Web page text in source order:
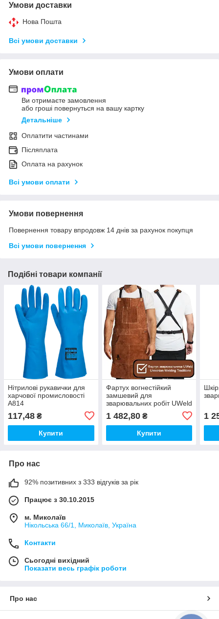
Умови доставки
Нова Пошта
Всі умови доставки
Умови оплати
Ви отримаєте замовлення
або гроші повернуться на вашу картку
Детальніше
Оплатити частинами
Післяплата
Оплата на рахунок
Всі умови оплати
Умови повернення
Повернення товару впродовж 14 днів за рахунок покупця
Всі умови повернення
Подібні товари компанії
Нітрилові рукавички для
харчової промисловості
A814
117,48 ₴
Купити
Фартух вогнестійкий
замшевий для
зварювальних робіт UWeld
кевларова нитка, захист
від бризок металу
UW12TAR
1 482,80₴
Купити
1
Про нас
92% позитивних з 333 відгуків за рік
Працює з 30.10.2015
м. Миколаїв
Нікольська 66/1, Миколаїв, Україна
Контакти
Сьогодні вихідний
Показати весь графік роботи
Про нас